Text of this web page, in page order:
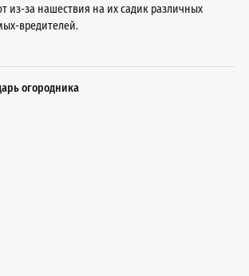
из-за нашествия на их садик различных
вредителей.
огородника